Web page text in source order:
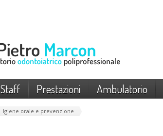
Staff Prestazioni Ambulatorio
Igiene orale e prevenzione